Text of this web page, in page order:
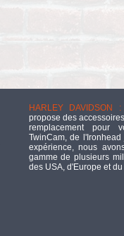
HARLEY DAVIDSON :
propose des
remplacement pour
TwinCam, de
expérience, nous
gamme de plusieurs
des USA, d'Europe et